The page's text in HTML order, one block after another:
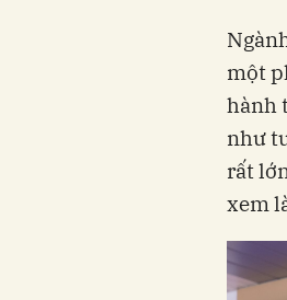
một
hành
như
rất
xem